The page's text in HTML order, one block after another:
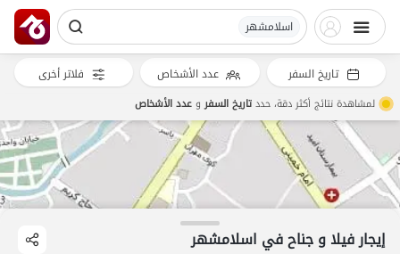
اسلامشهر
3مليون تإيجار فيلا و جناح في اسلامشهر
تاريخ السفر عدد الأشخاص فلاتر أخرى
لمشاهدة نتائج أكثر دقة، حددتاريخ السفروعدد الأشخاص